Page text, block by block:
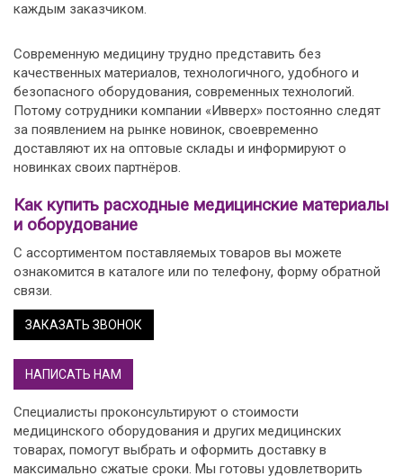
каждым заказчиком.
Современную медицину трудно представить без
качественных материалов, технологичного, удобного и
безопасного оборудования, современных технологий.
Потому сотрудники компании «Ивверх» постоянно следят
за появлением на рынке новинок, своевременно
доставляют их на оптовые склады и информируют о
новинках своих партнёров.
Как купить расходные медицинские материалы
и оборудование
С ассортиментом поставляемых товаров вы можете
ознакомится в каталоге или по телефону, форму обратной
связи.
ЗАКАЗАТЬ ЗВОНОК
НАПИСАТЬ НАМ
Специалисты проконсультируют о стоимости
медицинского оборудования и других медицинских
товарах, помогут выбрать и оформить доставку в
максимально сжатые сроки. Мы готовы удовлетворить